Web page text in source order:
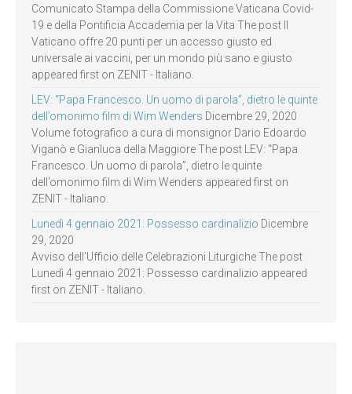
Comunicato Stampa della Commissione Vaticana Covid-
19 e della Pontificia Accademia per la Vita The post Il
Vaticano offre 20 punti per un accesso giusto ed
universale ai vaccini, per un mondo più sano e giusto
appeared first on ZENIT - Italiano.
LEV: “Papa Francesco. Un uomo di parola”, dietro le quinte
dell’omonimo film di Wim Wenders Dicembre 29, 2020
Volume fotografico a cura di monsignor Dario Edoardo
Viganò e Gianluca della Maggiore The post LEV: “Papa
Francesco. Un uomo di parola”, dietro le quinte
dell’omonimo film di Wim Wenders appeared first on
ZENIT - Italiano.
Lunedì 4 gennaio 2021: Possesso cardinalizio Dicembre
29, 2020
Avviso dell’Ufficio delle Celebrazioni Liturgiche The post
Lunedì 4 gennaio 2021: Possesso cardinalizio appeared
first on ZENIT - Italiano.